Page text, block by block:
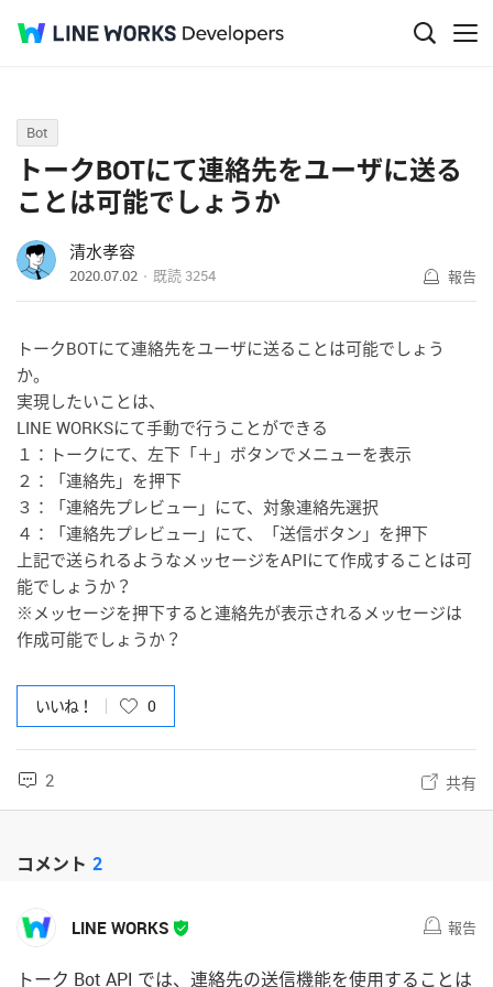
Q&A
Bot
トークBOTにて連絡先をユーザに送る
ことは可能でしょうか
清水孝容
2020.07.02 既読 3254 報告
トークBOTにて連絡先をユーザに送ることは可能でしょう
か。
実現したいことは、
LINE WORKSにて手動で行うことができる
１：トークにて、左下「＋」ボタンでメニューを表示
２：「連絡先」を押下
３：「連絡先プレビュー」にて、対象連絡先選択
４：「連絡先プレビュー」にて、「送信ボタン」を押下
上記で送られるようなメッセージをAPIにて作成することは可
能でしょうか？
※メッセージを押下すると連絡先が表示されるメッセージは
作成可能でしょうか？
いいね！ 0
2 共有
コメント 2
LINE WORKS 報告
トーク Bot API では、連絡先の送信機能を使用することは